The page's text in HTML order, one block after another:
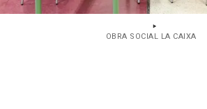
OBRA SOCIAL LA CAIXA